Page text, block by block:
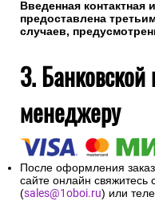
На указанный при
почты будет отправлено
платежа и электронный
случаев,
3. Банковской
менеджеру